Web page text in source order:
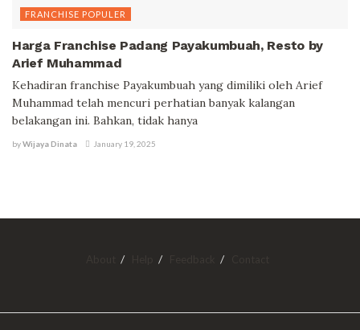
FRANCHISE POPULER
Harga Franchise Padang Payakumbuah, Resto by
Arief Muhammad
Kehadiran franchise Payakumbuah yang dimiliki oleh Arief
Muhammad telah mencuri perhatian banyak kalangan
belakangan ini. Bahkan, tidak hanya
byWijaya Dinata January 19, 2025